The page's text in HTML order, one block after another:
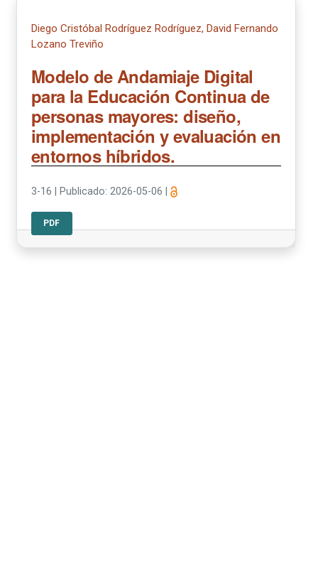
Diego Cristóbal Rodríguez Rodríguez, David Fernando
Lozano Treviño
Modelo de Andamiaje Digital
para la Educación Continua de
personas mayores: diseño,
implementación y evaluación en
entornos híbridos.
3-16 Publicado: 2026-05-06
PDF